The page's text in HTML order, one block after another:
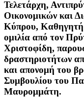
Τελετάρχη,
Οικονομικών και
Κύπρου, Καθηγητή
ομιλία από τον
Χριστοφίδη,
δραστηριοτήτων
και απονομή του
Συμβουλίου του
Μαυρομμάτη.